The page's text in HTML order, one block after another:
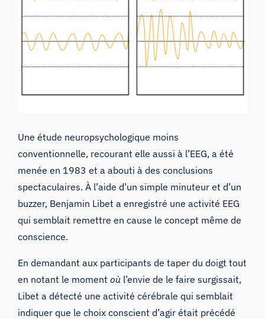
Une étude neuropsychologique moins
conventionnelle, recourant elle aussi à l’EEG, a été
menée en 1983 et a abouti à des conclusions
spectaculaires. À l’aide d’un simple minuteur et d’un
buzzer, Benjamin Libet a enregistré une activité EEG
qui semblait remettre en cause le concept même de
conscience.
En demandant aux participants de taper du doigt tout
en notant le momentoù l’envie de le faire surgissait,
Libet a détecté une activité cérébrale qui semblait
indiquer que le choix conscient d’agir était précédé